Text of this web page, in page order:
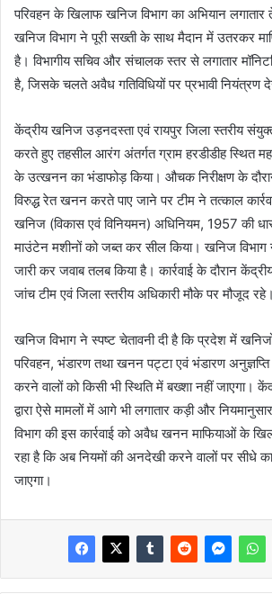
परिवहन के खिलाफ खनिज विभाग का अभियान लगातार
खनिज विभाग ने पूरी सख्ती के साथ मैदान में उतरकर
है। विभागीय सचिव और संचालक स्तर से लगातार
है, जिसके चलते अवैध गतिविधियों पर प्रभावी नियंत्रण
केंद्रीय खनिज उड़नदस्ता एवं रायपुर जिला स्तरीय संयुक्त
करते हुए तहसील आरंग अंतर्गत ग्राम हरडीडीह स्थित
के उत्खनन का भंडाफोड़ किया। औचक निरीक्षण के
विरुद्ध रेत खनन करते पाए जाने पर टीम ने तत्काल
खनिज (विकास एवं विनियमन) अधिनियम, 1957 की
माउंटेन मशीनों को जब्त कर सील किया। खनिज विभाग
जारी कर जवाब तलब किया है। कार्रवाई के दौरान
जांच टीम एवं जिला स्तरीय अधिकारी मौके पर मौजूद रहे।
खनिज विभाग ने स्पष्ट चेतावनी दी है कि प्रदेश में
परिवहन, भंडारण तथा खनन पट्टा एवं भंडारण
करने वालों को किसी भी स्थिति में बख्शा नहीं जाएगा।
द्वारा ऐसे मामलों में आगे भी लगातार कड़ी और नियमानुसार
विभाग की इस कार्रवाई को अवैध खनन माफियाओं के
रहा है कि अब नियमों की अनदेखी करने वालों पर सीधे
जाएगा।